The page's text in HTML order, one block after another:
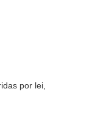
por lei,